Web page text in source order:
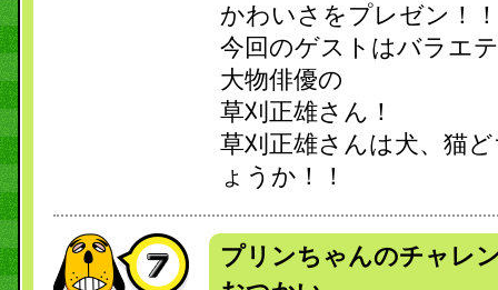
かわいさをプレゼン！！
今回のゲストはバラエ
大物俳優の
草刈正雄さん！
草刈正雄さんは犬、猫
ょうか！！
プリンちゃんのチャレ